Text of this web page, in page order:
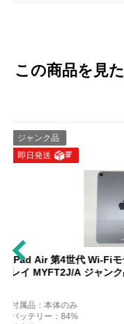
この商品を見
スペースグ